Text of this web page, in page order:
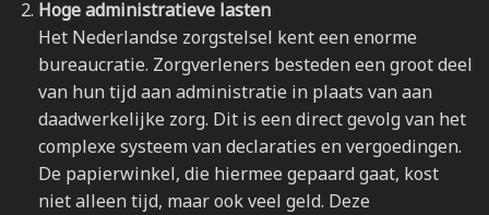
Hoge administratieve lasten
Het Nederlandse zorgstelsel kent een enorme
bureaucratie. Zorgverleners besteden een groot deel
van hun tijd aan administratie in plaats van aan
daadwerkelijke zorg. Dit is een direct gevolg van het
complexe systeem van declaraties en vergoedingen.
De papierwinkel, die hiermee gepaard gaat, kost
niet alleen tijd, maar ook veel geld. Deze